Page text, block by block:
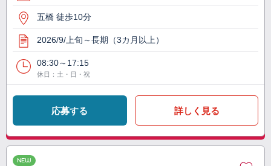
五橋 徒歩10分
2026/9/上旬～長期（3カ月以上）
08:30～17:15
休日：土・日・祝
応募する 詳しく見る
NEW